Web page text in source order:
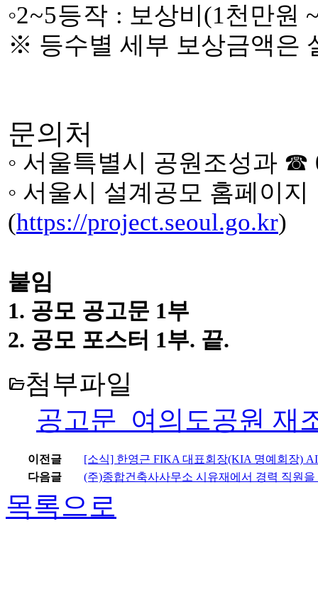
◦2~5등작 : 보상비(1천만원
※ 등수별 세부 보상금액은
문의처
◦ 서울특별시 공원조성과 ☎
◦ 서울시 설계공모 홈페이지
(https://project.seoul.go.kr)
붙임
1. 공모 공고문 1부
2. 공모 포스터 1부. 끝.
folder_open첨부파일
공고문_여의도공원 재
이전글
[소식] 한영근 FIKA 대표회장(KIA 명예회장)
다음글
(주)종합건축사사무소 시유재에서 경력 직원을
목록으로